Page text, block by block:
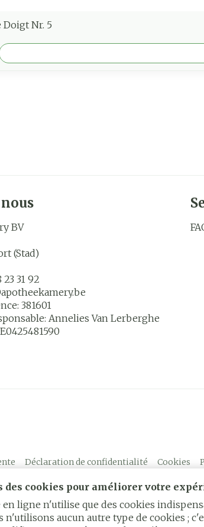
des cookies pour améliorer votre
ligne n'utilise que des cookies
n'utilisons aucun autre type de cookies ;
Doigt Nr. 5
BV
(Stad)
23 31 92
apotheekamery.be
381601
Annelies Van Lerberghe
Déclaration de confidentialité Cookies